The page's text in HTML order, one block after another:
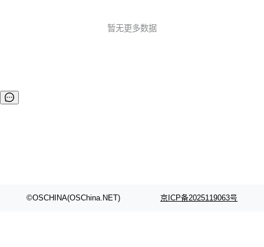
s 源试用版 该 API 是 MediaStream 和 WebCodecs ...
暂无更多数据
©OSCHINA(OSChina.NET) 京ICP备2025119063号